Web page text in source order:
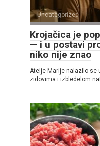
Uncategorized
Krojačica je
— i u postavi
niko nije znao
Atelje Marije nalazilo se
zidovima i izbledelom